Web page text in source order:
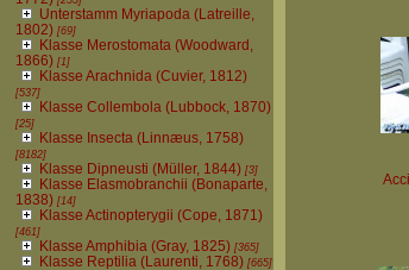
Unterstamm Myriapoda (Latreille,
1802)[69]
Klasse Merostomata (Woodward,
1866)[1]
Klasse Arachnida (Cuvier, 1812)
[537]
Klasse Collembola (Lubbock, 1870)
[25]
Klasse Insecta (Linnæus, 1758)
[8182]
Klasse Dipneusti (Müller, 1844)[3]
Klasse Elasmobranchii (Bonaparte,
1838)[14]
Klasse Actinopterygii (Cope, 1871)
[461]
Klasse Amphibia (Gray, 1825)[365]
Klasse Reptilia (Laurenti, 1768)[665]